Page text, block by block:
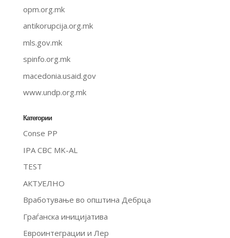
opm.org.mk
antikorupcija.org.mk
mls.gov.mk
spinfo.org.mk
macedonia.usaid.gov
www.undp.org.mk
Категории
Conse PP
IPA CBC MK-AL
TEST
АКТУЕЛНО
Вработување во општина Дебрца
Граѓанска иницијатива
Евроинтеграции и Лер